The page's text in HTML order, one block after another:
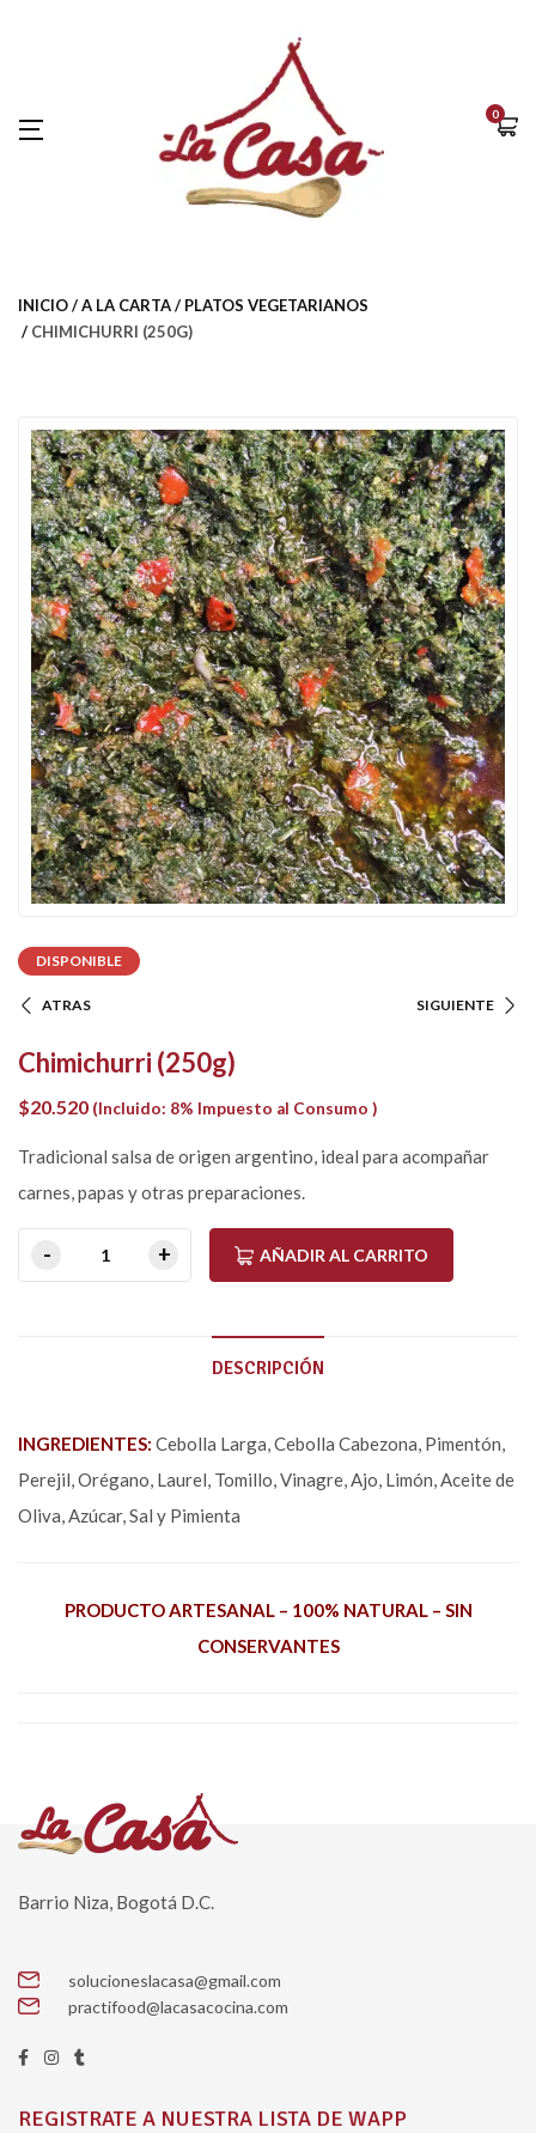
0
INICIO A LA CARTA
PLATOS VEGETARIANOS
CHIMICHURRI (250G)
DISPONIBLE
ATRAS SIGUIENTE
Chimichurri (250g)
$20.520 (Incluido: 8% Impuesto al Consumo )
Tradicional salsa de origen argentino, ideal para acompañar
carnes, papas y otras preparaciones.
AÑADIR AL CARRITO
DESCRIPCIÓN
INGREDIENTES: Cebolla Larga, Cebolla Cabezona, Pimentón,
Perejil, Orégano, Laurel, Tomillo, Vinagre, Ajo, Limón, Aceite de
Oliva, Azúcar, Sal y Pimienta
PRODUCTO ARTESANAL – 100% NATURAL – SIN
CONSERVANTES
Barrio Niza, Bogotá D.C.
solucioneslacasa@gmail.com
practifood@lacasacocina.com
REGISTRATE A NUESTRA LISTA DE WAPP